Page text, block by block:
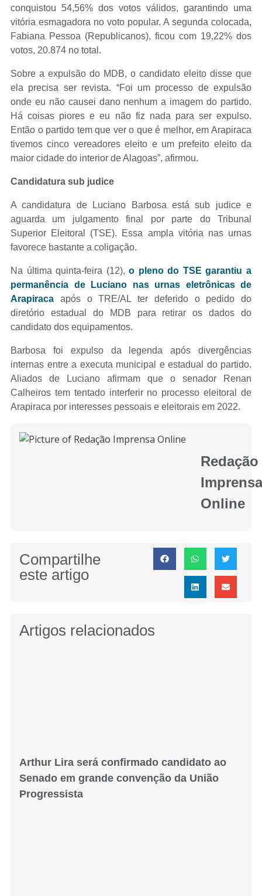
conquistou 54,56% dos votos válidos, garantindo uma
vitória esmagadora no voto popular. A segunda colocada,
Fabiana Pessoa (Republicanos), ficou com 19,22% dos
votos, 20.874 no total.
Sobre a expulsão do MDB, o candidato eleito disse que
ela precisa ser revista. “Foi um processo de expulsão
onde eu não causei dano nenhum a imagem do partido.
Há coisas piores e eu não fiz nada para ser expulso.
Então o partido tem que ver o que é melhor, em Arapiraca
tivemos cinco vereadores eleito e um prefeito eleito da
maior cidade do interior de Alagoas”, afirmou.
Candidatura sub judice
A candidatura de Luciano Barbosa está sub judice e
aguarda um julgamento final por parte do Tribunal
Superior Eleitoral (TSE). Essa ampla vitória nas urnas
favorece bastante a coligação.
Na última quinta-feira (12),o pleno do TSE garantiu a
permanência de Luciano nas urnas eletrônicas de
Arapiraca após o TRE/AL ter deferido o pedido do
diretório estadual do MDB para retirar os dados do
candidato dos equipamentos.
Barbosa foi expulso da legenda após divergências
internas entre a executa municipal e estadual do partido.
Aliados de Luciano afirmam que o senador Renan
Calheiros tem tentado interferir no processo eleitoral de
Arapiraca por interesses pessoais e eleitorais em 2022.
Redação
Imprensa
Online
Compartilhe
este artigo
Artigos relacionados
Arthur Lira será confirmado candidato ao
Senado em grande convenção da União
Progressista